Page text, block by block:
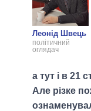
Леонід Швець
політичний
оглядач
а тут і в 21
Але різке